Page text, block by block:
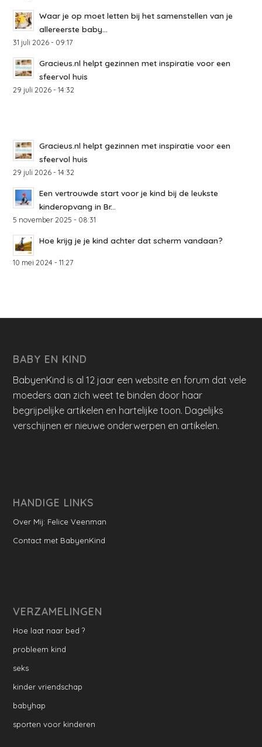
Waar je op moet letten bij het samenstellen van je
allereerste baby...
31 juli 2026 - 09:17
Gracieus.nl helpt gezinnen met inspiratie voor een
sfeervol huis
29 juli 2026 - 14:32
Gracieus.nl helpt gezinnen met inspiratie voor een
sfeervol huis
29 juli 2026 - 14:32
Een vertrouwde start voor je kind bij de leukste
kinderopvang in Br...
5 november 2025 - 08:31
Hoe krijg je je kind achter dat scherm vandaan?
10 mei 2024 - 11:27
BABY EN KIND
BabyenKind is al 12 jaar een website en forum dat vele
moeders aan zich weet te binden door haar
begrijpelijke artikelen en hartelijke toon. Dagelijks
verschijnen er nieuwe onderwerpen en artikelen.
HANDIGE LINKS
Over Mij: Felice Veenman
Contact met BabyenKind
VERZAMELINGEN
Hoe laat naar bed ?
probleem kind
seks
kinder vriendschap
babyhap
sporten voor kinderen